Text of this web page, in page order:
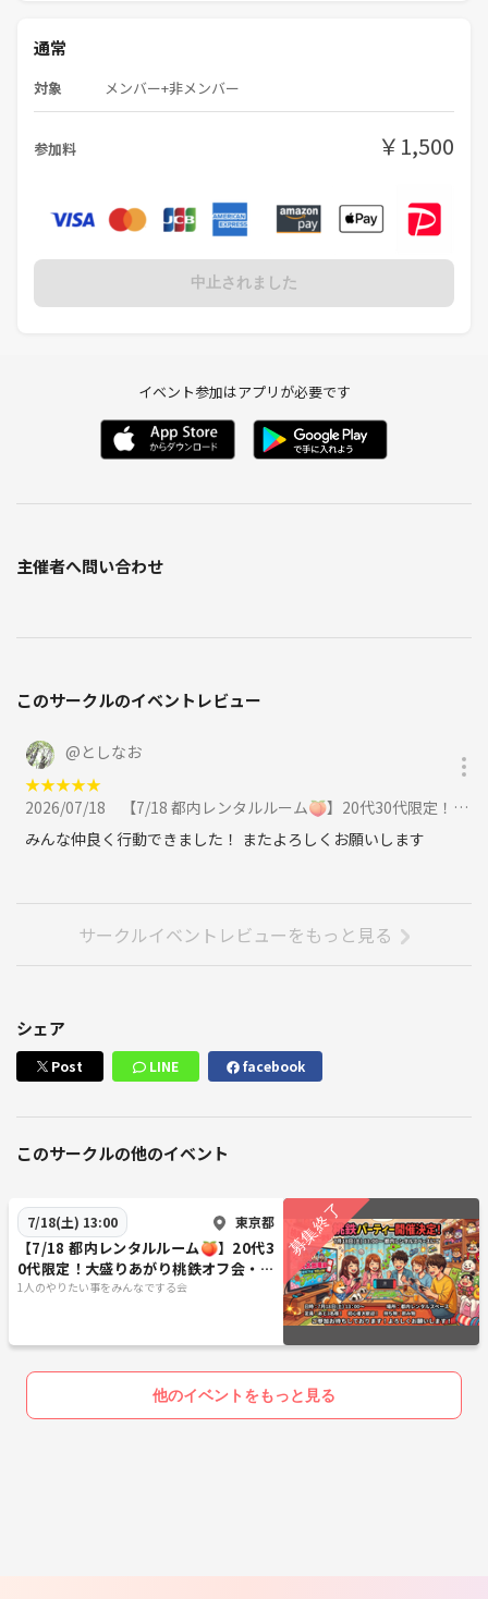
通常
対象 メンバー+非メンバー
参加料 ￥1,500
中止されました
イベント参加はアプリが必要です
主催者へ問い合わせ
このサークルのイベントレビュー
@ としなお
★★★★★
2026/07/18
【7/18 都内レンタルルーム🍑】20代30代限定！大盛りあがり桃鉄オフ会・初心者大歓迎🎲満席注意に参加
みんな仲良く行動できました！ またよろしくお願いします
サークルイベントレビューをもっと見る
シェア
Post LINE facebook
このサークルの他のイベント
7/18(土) 13:00 東京都
【7/18 都内レンタルルーム🍑】20代3
0代限定！大盛りあがり桃鉄オフ会・初
心者大歓迎🎲満席注意
1人のやりたい事をみんなでする会
他のイベントをもっと見る